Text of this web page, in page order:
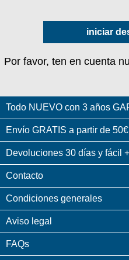
iniciar
Por favor, ten en cuenta
Todo NUEVO con 3 años
Envío GRATIS a partir de
Devoluciones 30 días y fácil
Contacto
Condiciones generales
Aviso legal
FAQs